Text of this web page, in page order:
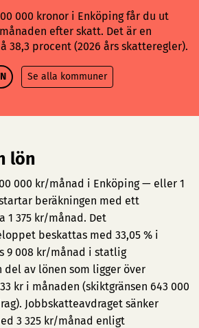
000 kronor i Enköping får du ut
efter skatt. Det är en
38,3 procent (2026 års skatteregler).
Se alla kommuner
lön
000 kr/månad i Enköping — eller 1
beräkningen med ett
1 375 kr/månad. Det
beskattas med 33,05 % i
9 008 kr/månad i statlig
av lönen som ligger över
kr i månaden (skiktgränsen 643 000
Jobbskatteavdraget sänker
3 325 kr/månad enligt